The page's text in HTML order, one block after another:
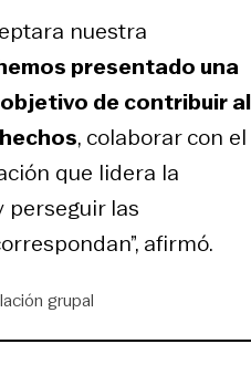
nuestra
presentado una
de contribuir al
, colaborar con el
que lidera la
perseguir las
afirmó.
grupal